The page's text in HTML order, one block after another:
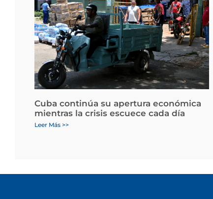
Cuba continúa su apertura económica
mientras la crisis escuece cada día
Leer Más >>